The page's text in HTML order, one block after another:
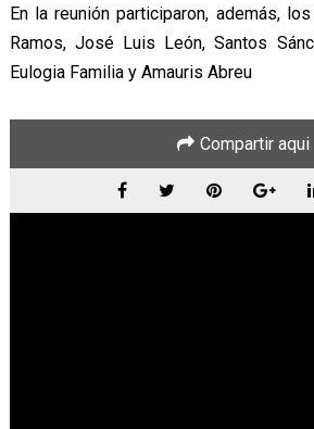
En la reunión participaron, además,
Ramos, José Luis León, Santos
Eulogia Familia y Amauris Abreu
Compartir aqui